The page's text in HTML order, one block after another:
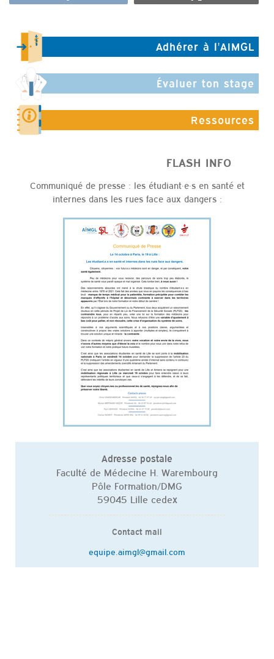
Adhérer à l'AIMGL
Évaluer ton stage
Ressources
FLASH INFO
Communiqué de presse : les étudiant·e·s en santé et
internes dans les rues face aux dangers :
Adresse postale
Faculté de Médecine H. Warembourg
Pôle Formation/DMG
59045 Lille cedex
Contact mail
equipe.aimgl@gmail.com